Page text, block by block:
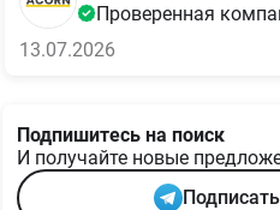
Проверенная
13.07.2026
Подпишитесь на поиск
И получайте новые